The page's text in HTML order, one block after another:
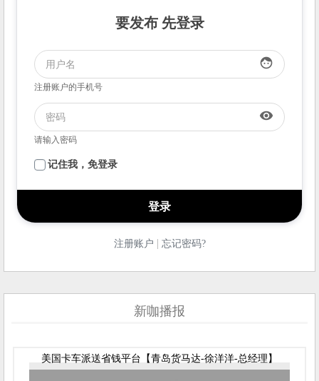
要发布 先登录
face
注册账户的手机号
visibility
请输入密码
记住我，免登录
注册账户 | 忘记密码?
新咖播报
美国卡车派送省钱平台【青岛货马达-徐洋洋-总经理】